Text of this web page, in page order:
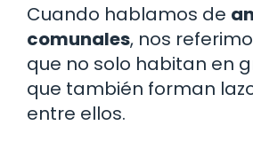
Cuando hablamos de
comunales, nos
que no solo habitan en
que también forman
entre ellos.